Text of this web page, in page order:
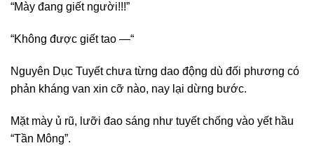
“Mày đang giết người!!!”
“Không được giết tao —“
Nguyên Dục Tuyết chưa từng dao động dù đối phương có
phản kháng van xin cỡ nào, nay lại dừng bước.
Mặt mày ủ rũ, lưỡi đao sáng như tuyết chống vào yết hầu
“Tần Mông”.